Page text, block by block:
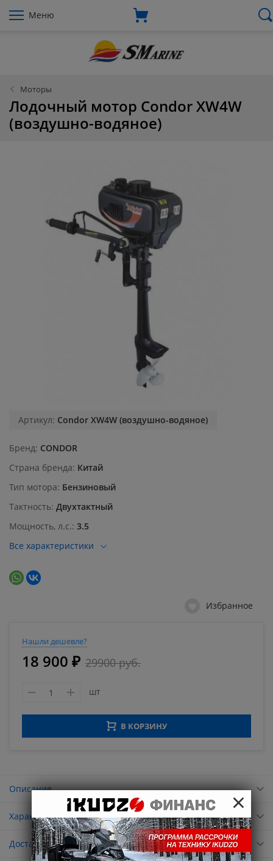
Меню
Моторы
Лодочный мотор Condor XW4W
(воздушно-водяное)
Артикул: Condor XW4W (воздушно-водяное)
Бренд CONDOR
Страна бренда Китай
Тип мотора Бензиновый
Тактность Двухтактный
Мощность, л.с. 3.5
Все характеристики
Избранное
Нашли дешевле?
18 900 ₽ 29900 руб.
шт
В КОРЗИНУ
Описание
Характеристики
Доставка
×